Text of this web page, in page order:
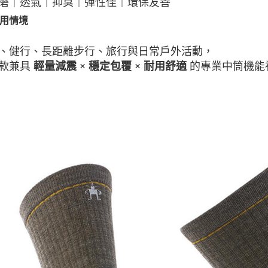
情境
健行、長距離步行、旅行與日常戶外活動，
兼具輕量減震 × 穩定包覆 × 耐用舒適 的專業中筒機能